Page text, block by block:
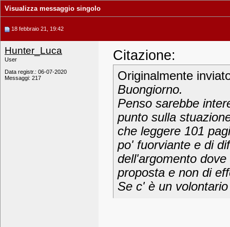
Visualizza messaggio singolo
18 febbraio 21, 19:42
Hunter_Luca
User
Data registr.: 06-07-2020
Messaggi: 217
Citazione:
Originalmente
Buongiorno.
Penso sarebbe
punto sulla
che leggere 101
po' fuorviante e di
dell'argomento
proposta e non di
Se c' è un